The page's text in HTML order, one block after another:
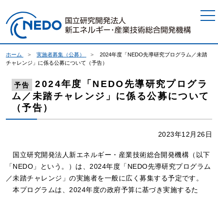
ホーム 実施者募集（公募）
2024年度「NEDO先導研究プログラム／未踏
チャレンジ」に係る公募について（予告）
予告
2024年度「NEDO先導研究プログラ
ム／未踏チャレンジ」に係る公募について
（予告）
2023年12月26日
国立研究開発法人新エネルギー・産業技術総合開発機構（以下
「NEDO」という。）は、2024年度「NEDO先導研究プログラム
／未踏チャレンジ」の実施者を一般に広く募集する予定です。
本プログラムは、2024年度の政府予算に基づき実施するた